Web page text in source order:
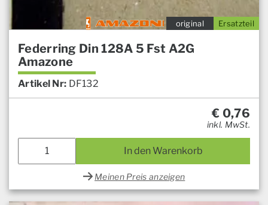
Ersatzteil
original
Federring Din 128A 5 Fst A2G
Amazone
Artikel Nr: DF132
€ 0,76
inkl. MwSt.
In den Warenkorb
Meinen Preis anzeigen